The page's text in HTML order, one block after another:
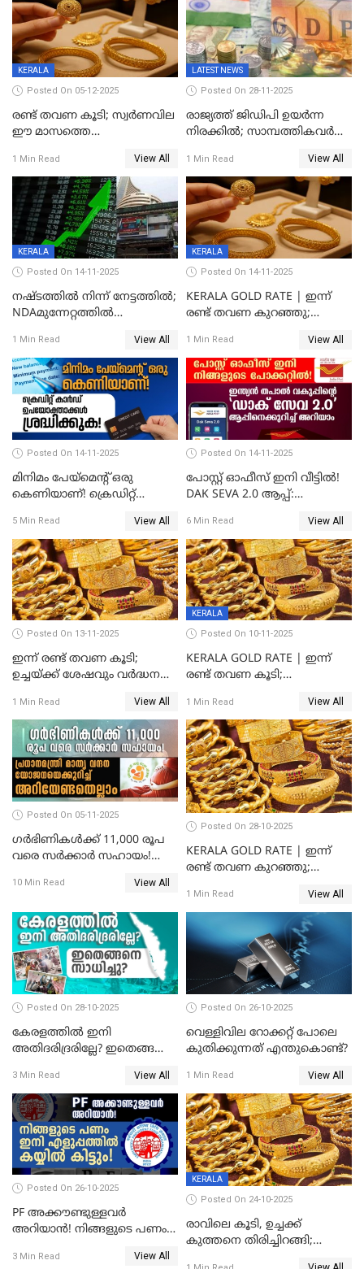
KERALA
Posted On 05-12-2025
രണ്ട് തവണ കൂടി; സ്വർണവില
ഈ മാസത്തെ
1 Min Read View All
LATEST NEWS
Posted On 28-11-2025
രാജ്യത്ത് ജിഡിപി ഉയര്‍ന്ന
നിരക്കില്‍; സാമ്പത്തികവർഷം
ശതമാനമായി; പ്രചോദനം
നൽകുന്നുവെന്ന് മോദി
1 Min Read View All
KERALA
Posted On 14-11-2025
നഷ്ടത്തിൽ നിന്ന് നേട്ടത്തിൽ;
NDAമുന്നേറ്റത്തിൽ
1 Min Read View All
KERALA
Posted On 14-11-2025
KERALA GOLD RATE | ഇന്ന്
രണ്ട് തവണ കുറഞ്ഞു;
1 Min Read View All
Posted On 14-11-2025
മിനിമം പേയ്മെന്റ് ഒരു
കെണിയാണ്! ക്രെഡിറ്റ്
ശ്രദ്ധിക്കുക!
5 Min Read View All
Posted On 14-11-2025
പോസ്റ്റ് ഓഫീസ് ഇനി വീട്ടിൽ!
DAK SEVA 2.0 ആപ്പ്:
എന്തൊക്കെയാണെന്ന്
നോക്കാം
6 Min Read View All
Posted On 13-11-2025
ഇന്ന് രണ്ട് തവണ കൂടി;
ഉച്ചയ്ക്ക് ശേഷവും വർദ്ധനവ്;
സ്വർണവിലയിൽ കുതിപ്പ്
1 Min Read View All
KERALA
Posted On 10-11-2025
KERALA GOLD RATE | ഇന്ന്
രണ്ട് തവണ കൂടി;
1 Min Read View All
Posted On 05-11-2025
ഗർഭിണികൾക്ക് 11,000 രൂപ
വരെ സർക്കാർ സഹായം!
യോജനയെക്കുറിച്ച്
10 Min Read View All
Posted On 28-10-2025
KERALA GOLD RATE | ഇന്ന്
രണ്ട് തവണ കുറഞ്ഞു;
1800 രൂപ
1 Min Read View All
Posted On 28-10-2025
കേരളത്തിൽ ഇനി
അതിദരിദ്രരില്ലേ? ഇതെങ്ങനെ
STATE FREE FROM EXTREME
POVERTY
3 Min Read View All
Posted On 26-10-2025
വെള്ളിവില റോക്കറ്റ് പോലെ
കുതിക്കുന്നത് എന്തുകൊണ്ട്?
1 Min Read View All
Posted On 26-10-2025
PF അക്കൗണ്ടുള്ളവർ
അറിയാൻ! നിങ്ങളുടെ പണം
കിട്ടും!
3 Min Read View All
KERALA
Posted On 24-10-2025
രാവിലെ കൂടി, ഉച്ചക്ക്
കുത്തനെ തിരിച്ചിറങ്ങി;